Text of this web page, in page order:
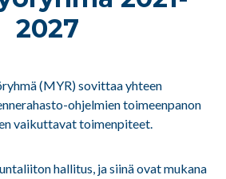
2027
(MYR) sovittaa yhteen
ohjelmien toimeenpanon
vaikuttavat toimenpiteet.
hallitus, ja siinä ovat mukana